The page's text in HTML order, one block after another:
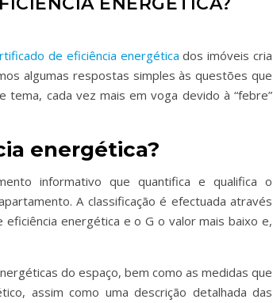
de eficiência energética dos imóveis cria
algumas respostas simples às questões que
cada vez mais em voga devido à “febre”
energética?
informativo que quantifica e qualifica o
A classificação é efectuada através
energética e o G o valor mais baixo e,
do espaço, bem como as medidas que
assim como uma descrição detalhada das